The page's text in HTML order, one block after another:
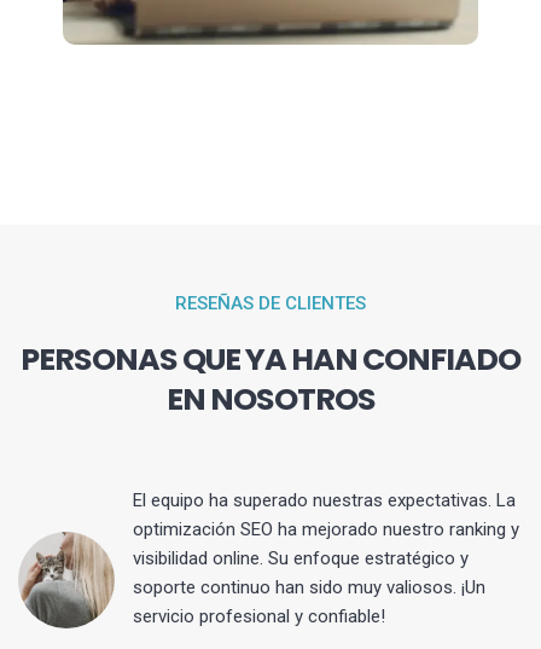
RESEÑAS DE CLIENTES
PERSONAS QUE YA HAN CONFIADO
EN NOSOTROS
El equipo ha superado nuestras expectativas. La
optimización SEO ha mejorado nuestro ranking y
visibilidad online. Su enfoque estratégico y
soporte continuo han sido muy valiosos. ¡Un
servicio profesional y confiable!